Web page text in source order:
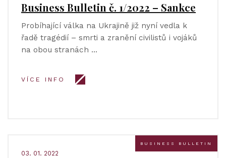
Business Bulletin č. 1/2022 – Sankce
Probíhající válka na Ukrajině již nyní vedla k
řadě tragédií – smrti a zranění civilistů i vojáků
na obou stranách …
VÍCE INFO
BUSINESS BULLETIN
03. 01. 2022